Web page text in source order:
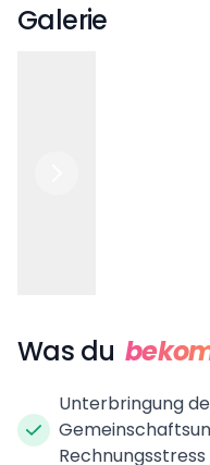
Galerie
Was du
Unterbringung
Rechnungsstress